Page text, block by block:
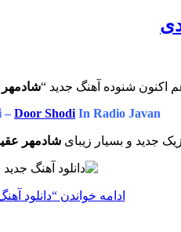
اکنون شنوده آهنگ جدید “
– Door Shodi In Radio Javan
جدید و بسیار زیبای شادمهر
ادامه خواندن “دانلود